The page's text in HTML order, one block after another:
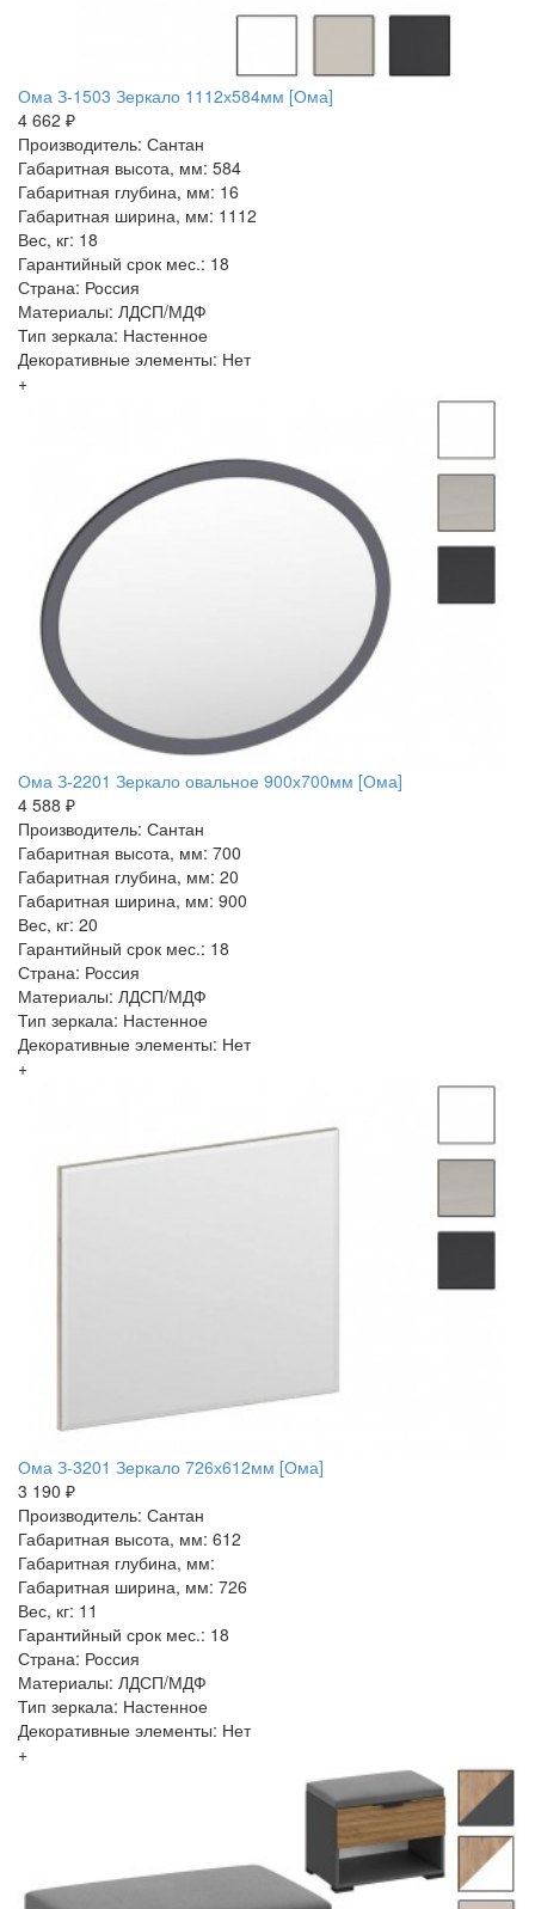
Ома З-1503 Зеркало 1112х584мм [Ома]
4 662 ₽
Производитель: Сантан
Габаритная высота, мм: 584
Габаритная глубина, мм: 16
Габаритная ширина, мм: 1112
Вес, кг: 18
Гарантийный срок мес.: 18
Страна: Россия
Материалы: ЛДСП/МДФ
Тип зеркала: Настенное
Декоративные элементы: Нет
+
Ома З-2201 Зеркало овальное 900х700мм [Ома]
4 588 ₽
Производитель: Сантан
Габаритная высота, мм: 700
Габаритная глубина, мм: 20
Габаритная ширина, мм: 900
Вес, кг: 20
Гарантийный срок мес.: 18
Страна: Россия
Материалы: ЛДСП/МДФ
Тип зеркала: Настенное
Декоративные элементы: Нет
+
Ома З-3201 Зеркало 726х612мм [Ома]
3 190 ₽
Производитель: Сантан
Габаритная высота, мм: 612
Габаритная глубина, мм:
Габаритная ширина, мм: 726
Вес, кг: 11
Гарантийный срок мес.: 18
Страна: Россия
Материалы: ЛДСП/МДФ
Тип зеркала: Настенное
Декоративные элементы: Нет
+